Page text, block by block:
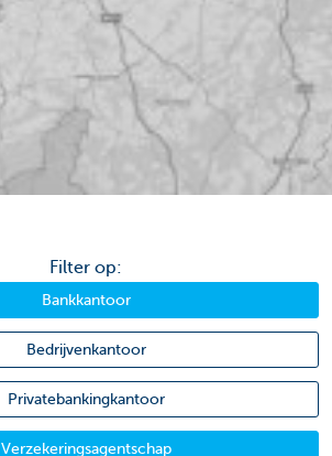
Filter op:
Bankkantoor
Bedrijvenkantoor
Privatebankingkantoor
Verzekeringsagentschap